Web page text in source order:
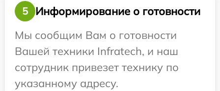
5
Информирование о готовности
Мы сообщим Вам о готовности
Вашей техники Infratech, и наш
сотрудник привезет технику по
указанному адресу.